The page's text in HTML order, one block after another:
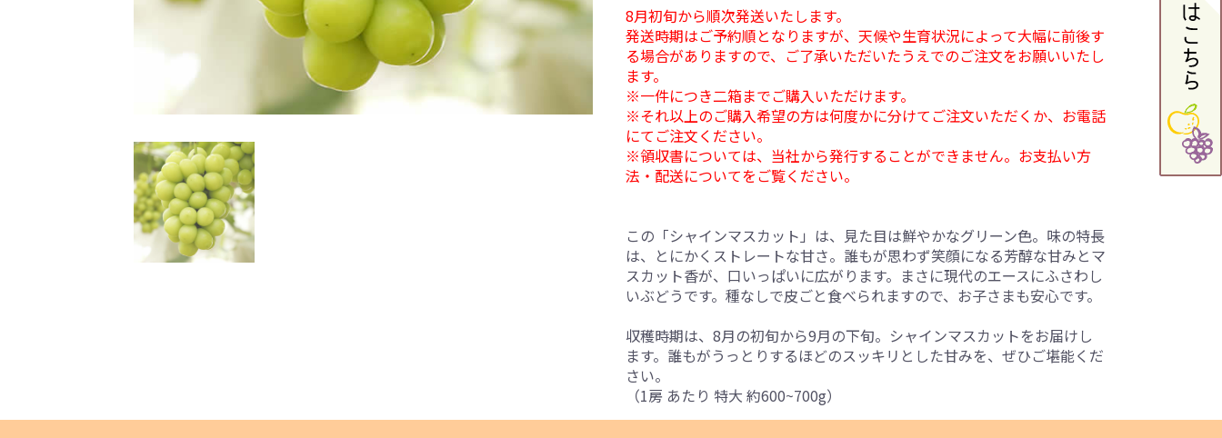
お買い物を続ける カートへ進む
8月初旬から順次発送いたします。
発送時期はご予約順となりますが、天候や生育状況によって大幅に前後す
る場合がありますので、ご了承いただいたうえでのご注文をお願いいたし
ます。
※一件につき二箱までご購入いただけます。
※それ以上のご購入希望の方は何度かに分けてご注文いただくか、お電話
にてご注文ください。
※領収書については、当社から発行することができません。お支払い方
法・配送についてをご覧ください。
この「シャインマスカット」は、見た目は鮮やかなグリーン色。味の特長
は、とにかくストレートな甘さ。誰もが思わず笑顔になる芳醇な甘みとマ
スカット香が、口いっぱいに広がります。まさに現代のエースにふさわし
いぶどうです。種なしで皮ごと食べられますので、お子さまも安心です。
収穫時期は、8月の初旬から9月の下旬。シャインマスカットをお届けし
ます。誰もがうっとりするほどのスッキリとした甘みを、ぜひご堪能くだ
さい。
（1房 あたり 特大 約600~700g）